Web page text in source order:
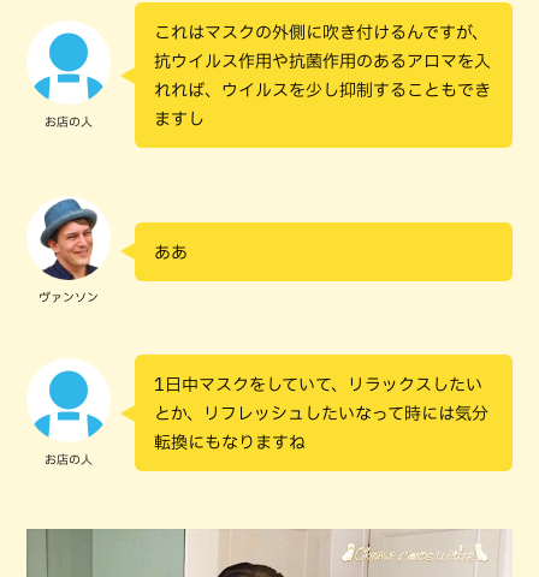
お店の人
これはマスクの外側に吹き付けるんですが、
抗ウイルス作用や抗菌作用のあるアロマを入
れれば、ウイルスを少し抑制することもでき
ますし
ヴァンソン
ああ
お店の人
1日中マスクをしていて、リラックスしたい
とか、リフレッシュしたいなって時には気分
転換にもなりますね